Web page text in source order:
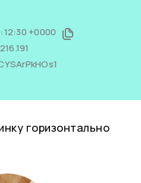
+0000
горизонтально